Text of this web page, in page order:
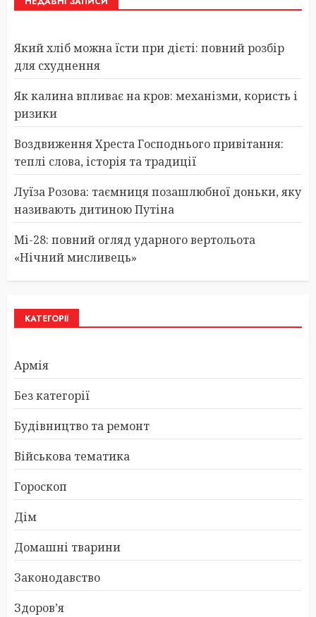
Який хліб можна їсти при дієті: повний розбір
для схуднення
Як калина впливає на кров: механізми, користь і
ризики
Воздвиження Хреста Господнього привітання:
теплі слова, історія та традиції
Луїза Розова: таємниця позашлюбної доньки, яку
називають дитиною Путіна
Мі-28: повний огляд ударного вертольота
«Нічний мисливець»
КАТЕГОРІЇ
Армія
Без категорії
Будівництво та ремонт
Військова тематика
Гороскоп
Дім
Домашні тварини
Законодавство
Здоров’я